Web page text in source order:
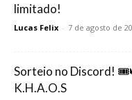
limitado!
Lucas Felix - 7 de agosto de
Sorteio no Discord!
K.H.A.O.S